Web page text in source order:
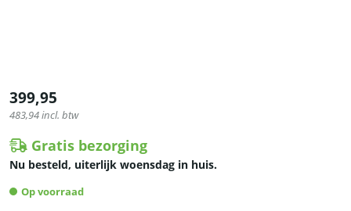
399,95
483,94incl. btw
Gratis bezorging
Nu besteld, uiterlijk woensdag in huis.
Op voorraad